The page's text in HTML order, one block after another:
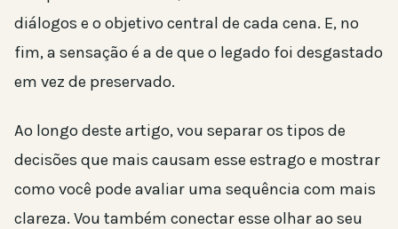
diálogos e o objetivo central de cada cena. E, no
fim, a sensação é a de que o legado foi desgastado
em vez de preservado.
Ao longo deste artigo, vou separar os tipos de
decisões que mais causam esse estrago e mostrar
como você pode avaliar uma sequência com mais
clareza. Vou também conectar esse olhar ao seu